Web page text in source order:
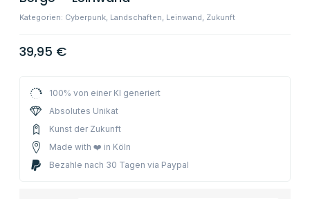
Kategorien: Cyberpunk Landschaften Leinwand Zukunft
39,95 €
100% von einer KI generiert
Absolutes Unikat
Kunst der Zukunft
Made with ❤️ in Köln
Bezahle nach 30 Tagen via Paypal